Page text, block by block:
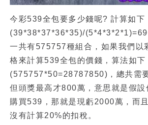
今彩539全包要多少錢呢? 計算如下
(39*38*37*36*35)/
一共有575757種組合，如果我們以
格來計算539全包的價錢，算法如下
(575757*50=28787850)，總共需
但頭獎最高才800萬，意思就是假設
購買539，那就是現虧2000萬，而
沒有計算20%的扣稅。